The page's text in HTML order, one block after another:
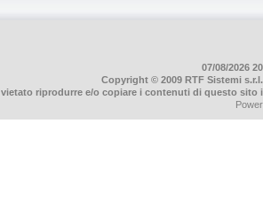
07/08/2026
Copyright © 2009 RTF Sistemi
vietato riprodurre e/o copiare i contenuti di questo